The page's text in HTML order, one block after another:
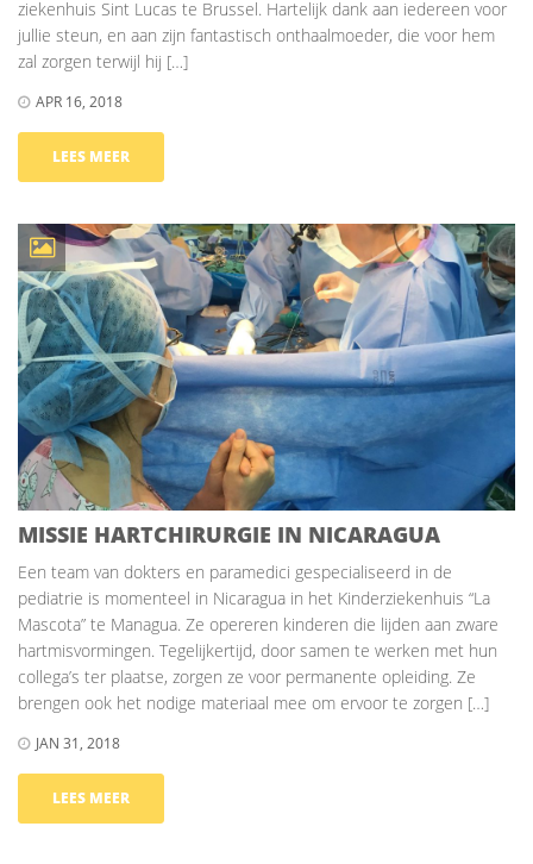
ziekenhuis Sint Lucas te Brussel. Hartelijk dank aan iedereen voor
jullie steun, en aan zijn fantastisch onthaalmoeder, die voor hem
zal zorgen terwijl hij […]
APR 16, 2018
LEES MEER
MISSIE HARTCHIRURGIE IN NICARAGUA
Een team van dokters en paramedici gespecialiseerd in de
pediatrie is momenteel in Nicaragua in het Kinderziekenhuis “La
Mascota” te Managua. Ze opereren kinderen die lijden aan zware
hartmisvormingen. Tegelijkertijd, door samen te werken met hun
collega’s ter plaatse, zorgen ze voor permanente opleiding. Ze
brengen ook het nodige materiaal mee om ervoor te zorgen […]
JAN 31, 2018
LEES MEER